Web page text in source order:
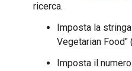
ricerca.
Imposta la
Vegetarian Food"
Imposta il